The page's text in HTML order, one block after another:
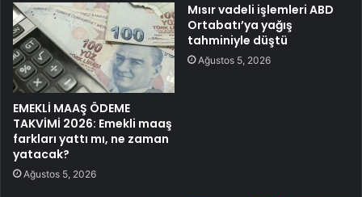
EMEKLİ MAAŞ ÖDEME
TAKVİMİ 2026: Emekli maaş
farkları yattı mı, ne zaman
yatacak?
Ağustos 5, 2026
Mısır vadeli işlemleri ABD
Ortabatı’ya yağış
tahminiyle düştü
Ağustos 5, 2026